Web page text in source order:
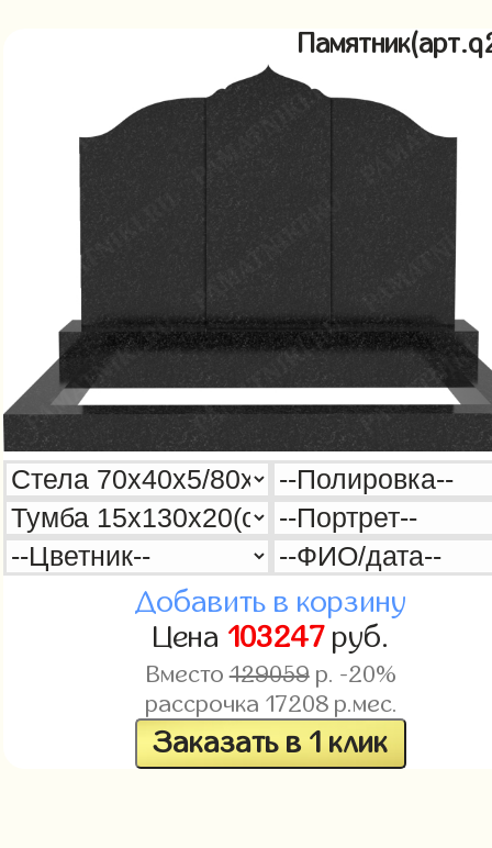
Добавить в корзину
Цена 103247руб.
Вместо129059р. -20%
рассрочка 17208р.мес.
Заказать в 1 клик